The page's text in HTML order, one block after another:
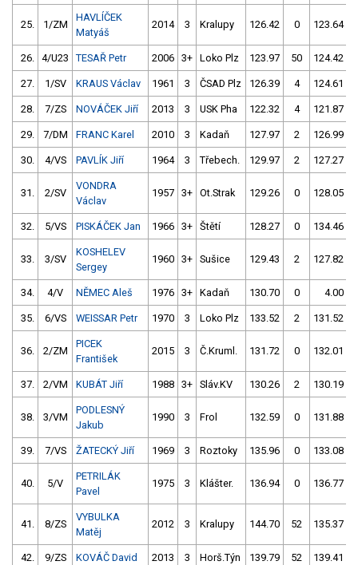
25. 1/ZM
HAVLÍČEK
Matyáš
2014 3 Kralupy 126.42 0 123.64
26. 4/U23 TESAŘ Petr 2006 3+ Loko Plz 123.97 50 124.42
27. 1/SV KRAUS Václav 1961 3 ČSAD Plz 126.39 4 124.61
28. 7/ZS NOVÁČEK Jiří 2013 3 USK Pha 122.32 4 121.87
29. 7/DM FRANC Karel 2010 3 Kadaň 127.97 2 126.99
30. 4/VS PAVLÍK Jiří 1964 3 Třebech. 129.97 2 127.27
31. 2/SV
VONDRA
Václav
1957 3+ Ot.Strak 129.26 0 128.05
32. 5/VS PISKÁČEK Jan 1966 3+ Štětí 128.27 0 134.46
33. 3/SV
KOSHELEV
Sergey
1960 3+ Sušice 129.43 2 127.82
34. 4/V NĚMEC Aleš 1976 3+ Kadaň 130.70 0 4.00
35. 6/VS WEISSAR Petr 1970 3 Loko Plz 133.52 2 131.52
36. 2/ZM
PICEK
František
2015 3 Č.Kruml. 131.72 0 132.01
37. 2/VM KUBÁT Jiří 1988 3+ Sláv.KV 130.26 2 130.19
38. 3/VM
PODLESNÝ
Jakub
1990 3 Frol 132.59 0 131.88
39. 7/VS ŽATECKÝ Jiří 1969 3 Roztoky 135.96 0 133.08
40. 5/V
PETRILÁK
Pavel
1975 3 Klášter. 136.94 0 136.77
41. 8/ZS
VYBULKA
Matěj
2012 3 Kralupy 144.70 52 135.37
42. 9/ZS KOVÁČ David 2013 3 Horš.Týn 139.79 52 139.41